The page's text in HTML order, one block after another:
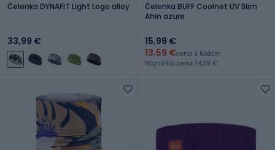
Čelenka DYNAFIT Light Logo alloy
33,99 €
Čelenka BUFF Coolnet UV Slim
Ahin azure
15,99 €
13,59 €cena s kódom
Najnižšia cena: 14,39 €